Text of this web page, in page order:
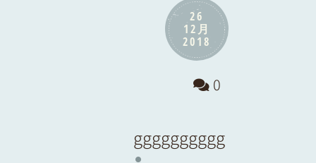
26
12月
2018
0
gggggggggg